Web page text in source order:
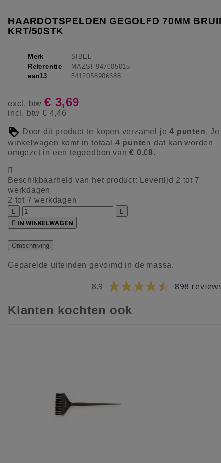
HAARDOTSPELDEN GEGOLFD 70MM
KRT/50STK
Merk
SIBEL
Referentie
MAZSI-947005015
ean13
5412058906688
excl. btw € 3,69
incl. btw € 4,46
Door dit product te kopen verzamel je4 punten. Je
winkelwagen komt in totaal 4 punten dat kan worden
omgezet in een tegoedbon van€ 0,08.

Beschikbaarheid van het product:
Levertijd 2 tot 7
werkdagen
2 tot 7 werkdagen


 IN WINKELWAGEN
Omschrijving
Geparelde uiteinden gevormd in de massa.
8.9 898
Klanten kochten ook